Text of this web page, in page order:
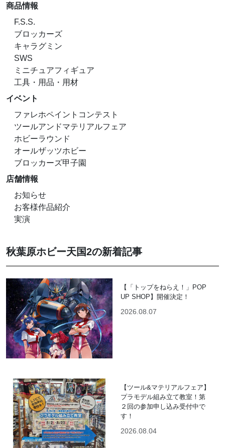
商品情報
F.S.S.
ブロッカーズ
キャラグミン
SWS
ミニチュアフィギュア
工具・用品・用材
イベント
ファレホペイントコンテスト
ツールアンドマテリアルフェア
ホビーラウンド
オールザッツホビー
ブロッカーズ甲子園
店舗情報
お知らせ
お客様作品紹介
実演
秋葉原ホビー天国2の新着記事
【「トップをねらえ！」POP
UP SHOP】開催決定！
2026.08.07
【ツール&マテリアルフェア】
プラモデル組み立て教室！第
２回の参加申し込み受付中で
す！
2026.08.04